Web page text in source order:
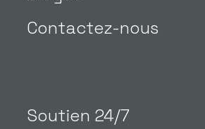
Contactez-nous
Soutien 24/7